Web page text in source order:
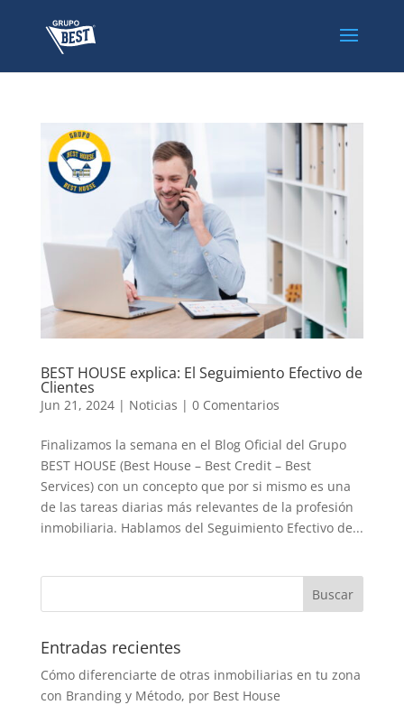
BEST HOUSE explica: El Seguimiento Efectivo de
Clientes
Jun 21, 2024| Noticias | 0 Comentarios
Finalizamos la semana en el Blog Oficial del Grupo
BEST HOUSE (Best House – Best Credit – Best
Services) con un concepto que por si mismo es una
de las tareas diarias más relevantes de la profesión
inmobiliaria. Hablamos del Seguimiento Efectivo de...
Entradas recientes
Cómo diferenciarte de otras inmobiliarias en tu zona
con Branding y Método, por Best House